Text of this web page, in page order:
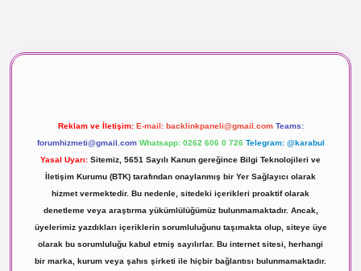
Reklam ve İletişim: E-mail: backlinkpaneli@gmail.com Teams:
forumhizmeti@gmail.com Whatsapp: 0262 606 0 726 Telegram: @karabul
Yasal Uyarı: Sitemiz, 5651 Sayılı Kanun gereğince Bilgi Teknolojileri ve
İletişim Kurumu (BTK) tarafından onaylanmış bir Yer Sağlayıcı olarak
hizmet vermektedir. Bu nedenle, sitedeki içerikleri proaktif olarak
denetleme veya araştırma yükümlülüğümüz bulunmamaktadır. Ancak,
üyelerimiz yazdıkları içeriklerin sorumluluğunu taşımakta olup, siteye üye
olarak bu sorumluluğu kabul etmiş sayılırlar. Bu internet sitesi, herhangi
bir marka, kurum veya şahıs şirketi ile hiçbir bağlantısı bulunmamaktadır.